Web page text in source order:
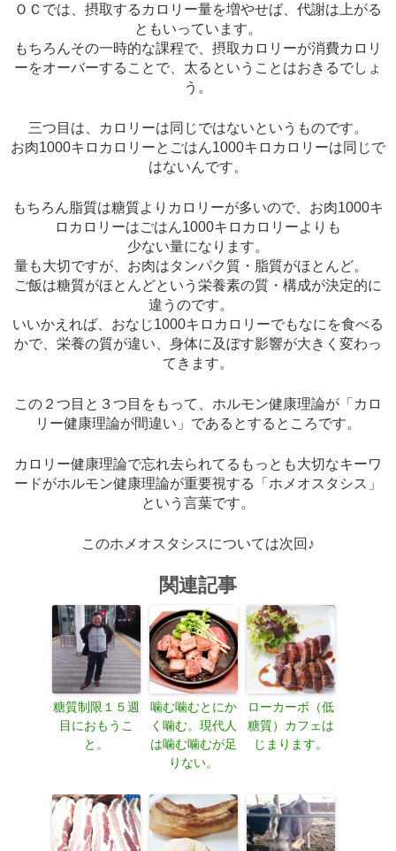
ＯＣでは、摂取するカロリー量を増やせば、代謝は上がる
ともいっています。
もちろんその一時的な課程で、摂取カロリーが消費カロリ
ーをオーバーすることで、太るということはおきるでしょ
う。
三つ目は、カロリーは同じではないというものです。
お肉1000キロカロリーとごはん1000キロカロリーは同じで
はないんです。
もちろん脂質は糖質よりカロリーが多いので、お肉1000キ
ロカロリーはごはん1000キロカロリーよりも
少ない量になります。
量も大切ですが、お肉はタンパク質・脂質がほとんど。
ご飯は糖質がほとんどという栄養素の質・構成が決定的に
違うのです。
いいかえれば、おなじ1000キロカロリーでもなにを食べる
かで、栄養の質が違い、身体に及ぼす影響が大きく変わっ
てきます。
この２つ目と３つ目をもって、ホルモン健康理論が「カロ
リー健康理論が間違い」であるとするところです。
カロリー健康理論で忘れ去られてるもっとも大切なキーワ
ードがホルモン健康理論が重要視する「ホメオスタシス」
という言葉です。
このホメオスタシスについては次回♪
関連記事
糖質制限１５週
目におもうこ
と。
噛む噛むとにか
く噛む。現代人
は噛む噛むが足
りない。
ローカーボ（低
糖質）カフェは
じまります。